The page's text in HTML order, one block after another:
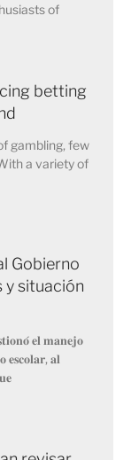
of
betting
gambling, few
a variety of
Gobierno
y situación
𝐞𝐥 𝐦𝐚𝐧𝐞𝐣𝐨
𝐞𝐬𝐜𝐨𝐥𝐚𝐫, 𝐚𝐥